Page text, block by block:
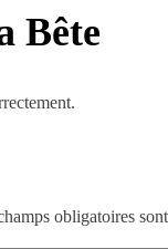
Bête
obligatoires